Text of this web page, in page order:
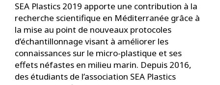
SEA Plastics 2019 apporte une contribution à la
recherche scientifique en Méditerranée grâce à
la mise au point de nouveaux protocoles
d’échantillonnage visant à améliorer les
connaissances sur le micro-plastique et ses
effets néfastes en milieu marin. Depuis 2016,
des étudiants de l’association SEA Plastics